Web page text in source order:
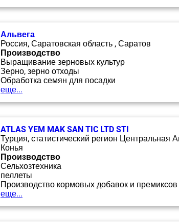
Альвега
Россия, Саратовская область , Саратов
Производство
Выращивание зерновых культур
Зерно, зерно отходы
Обработка семян для посадки
еще...
ATLAS YEM MAK SAN TIC LTD STI
Турция, статистический регион Центральная
Конья
Производство
Сельхозтехника
пеллеты
Производство кормовых добавок и премиксов
еще...